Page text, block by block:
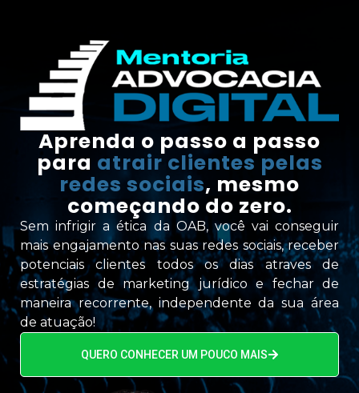
Aprenda o passo a passo
para atrair clientes pelas
redes sociais, mesmo
começando do zero.
Sem infrigir a ética da OAB, você vai conseguir
mais engajamento nas suas redes sociais, receber
potenciais clientes todos os dias atraves de
estratégias de marketing jurídico e fechar de
maneira recorrente, independente da sua área
de atuação!
QUERO CONHECER UM POUCO MAIS